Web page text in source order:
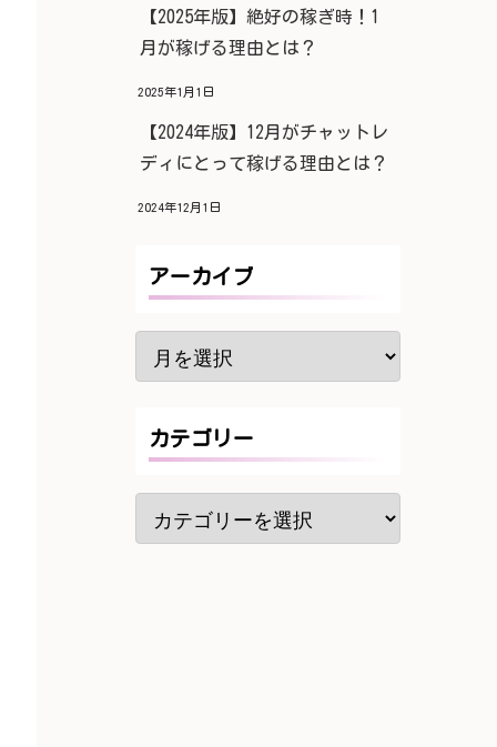
【2025年版】絶好の稼ぎ時！1
月が稼げる理由とは？
2025年1月1日
【2024年版】12月がチャットレ
ディにとって稼げる理由とは？
2024年12月1日
アーカイブ
カテゴリー